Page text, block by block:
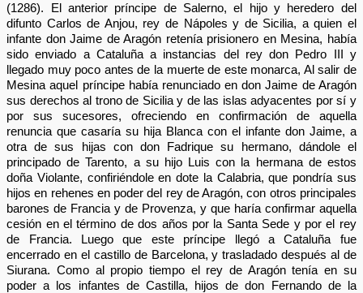
(1286). El anterior príncipe de Salerno, el hijo y heredero del
difunto Carlos de Anjou, rey de Nápoles y de Sicilia, a quien el
infante don Jaime de Aragón retenía prisionero en Mesina, había
sido enviado a Cataluña a instancias del rey don Pedro III y
llegado muy poco antes de la muerte de este monarca, Al salir de
Mesina aquel príncipe había renunciado en don Jaime de Aragón
sus derechos al trono de Sicilia y de las islas adyacentes por sí y
por sus sucesores, ofreciendo en confirmación de aquella
renuncia que casaría su hija Blanca con el infante don Jaime, a
otra de sus hijas con don Fadrique su hermano, dándole el
principado de Tarento, a su hijo Luis con la hermana de estos
doña Violante, confiriéndole en dote la Calabria, que pondría sus
hijos en rehenes en poder del rey de Aragón, con otros principales
barones de Francia y de Provenza, y que haría confirmar aquella
cesión en el término de dos años por la Santa Sede y por el rey
de Francia. Luego que este príncipe llegó a Cataluña fue
encerrado en el castillo de Barcelona, y trasladado después al de
Siurana. Como al propio tiempo el rey de Aragón tenía en su
poder a los infantes de Castilla, hijos de don Fernando de la